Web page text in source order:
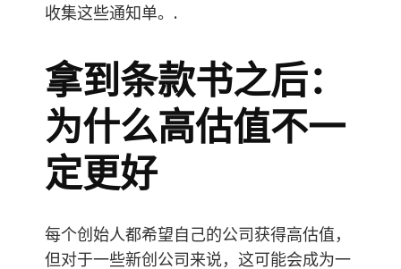
收集这些通知单。.
拿到条款书之后：
为什么高估值不一
定更好
每个创始人都希望自己的公司获得高估值，
但对于一些新创公司来说，这可能会成为一